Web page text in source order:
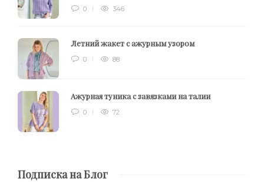
0 346
Летний жакет с ажурным узором
0 88
Ажурная туника с завязками на талии
0 72
Подписка на Блог